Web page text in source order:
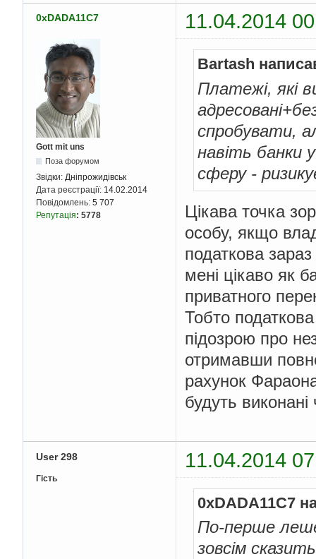
0xDADA11C7 11.04.2014
Gott mit uns
Поза форумом
Звідки: Дніпрожидівськ
Дата реєстрації: 14.02.2014
Повідомлень: 5 707
Репутація: 5778
Bartash
Платежі, які
спробувати,
навіть банки
сферу -
Цікава точка
особу, якщо
податкова
мені цікаво як
приватного
Тобто
підозрою про
отримавши
рахунок
будуть
User 298 11.04.2014
Гість
0xDADA11C7
По-перше
зовсім